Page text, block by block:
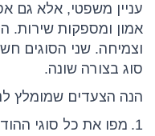
עניין משפטי, אלא גם
אמון ומספקות שירות.
וצמיחה. שני הסוגים
סוג בצורה שונה.
הנה הצעדים שמומלץ
מפו את כל סוגי